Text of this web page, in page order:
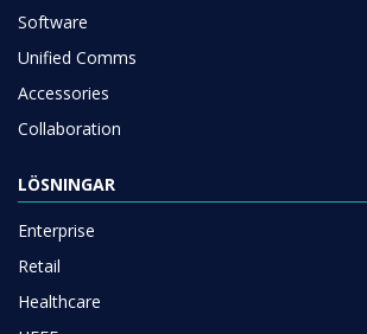
Software
Unified Comms
Accessories
Collaboration
LÖSNINGAR
Enterprise
Retail
Healthcare